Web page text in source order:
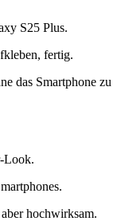
S25 Plus.
fertig.
das Smartphone zu
Look.
hochwirksam.